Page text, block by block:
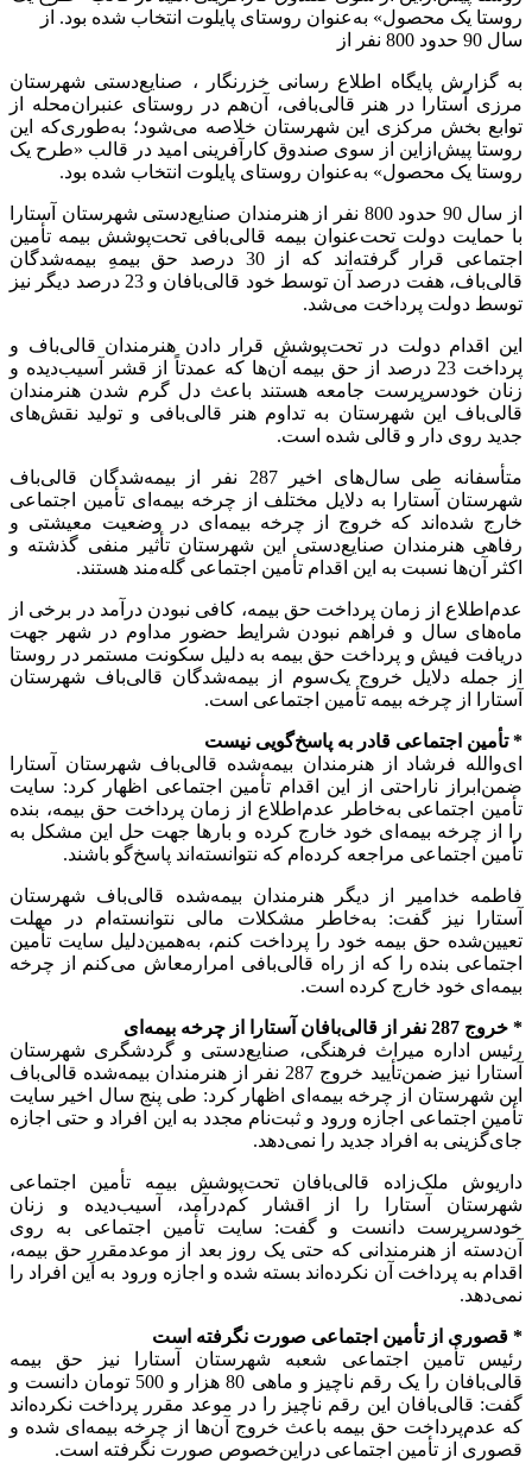
روستا یک محصول» به‌عنوان روستای پایلوت انتخاب شده بود. از
سال 90 حدود 800 نفر از
به گزارش پایگاه اطلاع رسانی خزرنگار ، صنایع‌دستی شهرستان
مرزی آستارا در هنر قالی‌بافی، آن‌هم در روستای عنبران‌محله از
توابع بخش مرکزی این شهرستان خلاصه می‌شود؛ به‌طوری‌که این
روستا پیش‌ازاین از سوی صندوق کارآفرینی امید در قالب «طرح یک
روستا یک محصول» به‌عنوان روستای پایلوت انتخاب شده بود.
از سال 90 حدود 800 نفر از هنرمندان صنایع‌دستی شهرستان آستارا
با حمایت دولت تحت‌عنوان بیمه قالی‌بافی تحت‌پوشش بیمه تأمین
اجتماعی قرار گرفته‌اند که از 30 درصد حق بیمهِ بیمه‌شدگان
قالی‌باف، هفت درصد آن توسط خود قالی‌بافان و 23 درصد دیگر نیز
توسط دولت پرداخت می‌شد.
این اقدام دولت در تحت‌پوشش قرار دادن هنرمندان قالی‌باف و
پرداخت 23 درصد از حق بیمه آن‌ها که عمدتاً از قشر آسیب‌دیده و
زنان خودسرپرست جامعه هستند باعث دل گرم شدن هنرمندان
قالی‌باف این شهرستان به تداوم هنر قالی‌بافی و تولید نقش‌های
جدید روی دار و قالی شده است.
متأسفانه طی سال‌های اخیر 287 نفر از بیمه‌شدگان قالی‌باف
شهرستان آستارا به دلایل مختلف از چرخه بیمه‌ای تأمین اجتماعی
خارج شده‌اند که خروج از چرخه بیمه‌ای در وضعیت معیشتی و
رفاهی هنرمندان صنایع‌دستی این شهرستان تأثیر منفی گذشته و
اکثر آن‌ها نسبت به این اقدام تأمین اجتماعی گله‌مند هستند.
عدم‌اطلاع از زمان پرداخت حق بیمه، کافی نبودن درآمد در برخی از
ماه‌های سال و فراهم نبودن شرایط حضور مداوم در شهر جهت
دریافت فیش و پرداخت حق بیمه به دلیل سکونت مستمر در روستا
از جمله دلایل خروج یک‌سوم از بیمه‌شدگان قالی‌باف شهرستان
آستارا از چرخه بیمه تأمین اجتماعی است.
* تأمین اجتماعی قادر به پاسخ‌گویی نیست
ای‌والله فرشاد از هنرمندان بیمه‌شده قالی‌باف شهرستان آستارا
ضمن‌ابراز ناراحتی از این اقدام تأمین اجتماعی اظهار کرد: سایت
تأمین اجتماعی به‌خاطر عدم‌اطلاع از زمان پرداخت حق بیمه، بنده
را از چرخه بیمه‌ای خود خارج کرده و بارها جهت حل این مشکل به
تأمین اجتماعی مراجعه کرده‌ام که نتوانسته‌اند پاسخ‌گو باشند.
فاطمه خدامیر از دیگر هنرمندان بیمه‌شده قالی‌باف شهرستان
آستارا نیز گفت: به‌خاطر مشکلات مالی نتوانسته‌ام در مهلت
تعیین‌شده حق بیمه خود را پرداخت کنم، به‌همین‌دلیل سایت تأمین
اجتماعی بنده را که از راه قالی‌بافی امرارمعاش می‌کنم از چرخه
بیمه‌ای خود خارج کرده است.
* خروج 287 نفر از قالی‌بافان آستارا از چرخه بیمه‌ای
رئیس اداره میراث فرهنگی، صنایع‌دستی و گردشگری شهرستان
آستارا نیز ضمن‌تأیید خروج 287 نفر از هنرمندان بیمه‌شده قالی‌باف
این شهرستان از چرخه بیمه‌ای اظهار کرد: طی پنج سال اخیر سایت
تأمین اجتماعی اجازه ورود و ثبت‌نام مجدد به این افراد و حتی اجازه
جای‌گزینی به افراد جدید را نمی‌دهد.
داریوش ملک‌زاده قالی‌بافان تحت‌پوشش بیمه تأمین اجتماعی
شهرستان آستارا را از اقشار کم‌درآمد، آسیب‌دیده و زنان
خودسرپرست دانست و گفت: سایت تأمین اجتماعی به روی
آن‌دسته از هنرمندانی که حتی یک روز بعد از موعدمقررِ حق بیمه،
اقدام به پرداخت آن نکرده‌اند بسته شده و اجازه ورود به این افراد را
نمی‌دهد.
* قصوری از تأمین اجتماعی صورت نگرفته است
رئیس تأمین اجتماعی شعبه شهرستان آستارا نیز حق بیمه
قالی‌بافان را یک رقم ناچیز و ماهی 80 هزار و 500 تومان دانست و
گفت: قالی‌بافان این رقم ناچیز را در موعد مقرر پرداخت نکرده‌اند
که عدم‌پرداخت حق بیمه باعث خروج آن‌ها از چرخه بیمه‌ای شده و
قصوری از تأمین اجتماعی دراین‌خصوص صورت نگرفته است.